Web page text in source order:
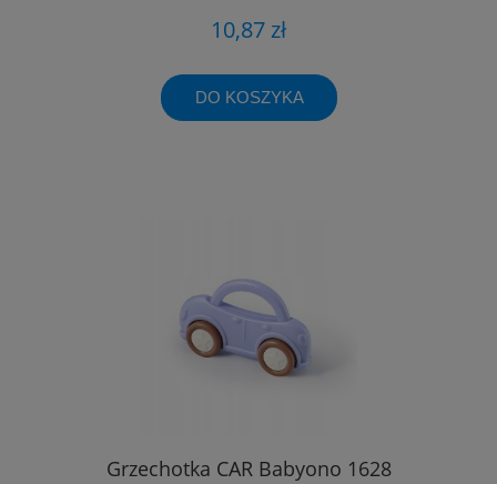
10,87 zł
DO KOSZYKA
Grzechotka CAR Babyono 1628